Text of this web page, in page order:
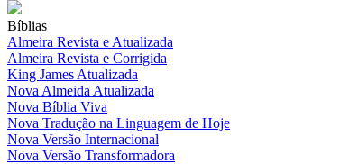
Bíblias
Almeira Revista e Atualizada
Almeira Revista e Corrigida
King James Atualizada
Nova Almeida Atualizada
Nova Bíblia Viva
Nova Tradução na Linguagem de Hoje
Nova Versão Internacional
Nova Versão Transformadora